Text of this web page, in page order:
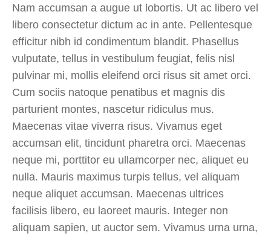
Nam accumsan a augue ut lobortis. Ut ac libero vel
libero consectetur dictum ac in ante. Pellentesque
efficitur nibh id condimentum blandit. Phasellus
vulputate, tellus in vestibulum feugiat, felis nisl
pulvinar mi, mollis eleifend orci risus sit amet orci.
Cum sociis natoque penatibus et magnis dis
parturient montes, nascetur ridiculus mus.
Maecenas vitae viverra risus. Vivamus eget
accumsan elit, tincidunt pharetra orci. Maecenas
neque mi, porttitor eu ullamcorper nec, aliquet eu
nulla. Mauris maximus turpis tellus, vel aliquam
neque aliquet accumsan. Maecenas ultrices
facilisis libero, eu laoreet mauris. Integer non
aliquam sapien, ut auctor sem. Vivamus urna urna,